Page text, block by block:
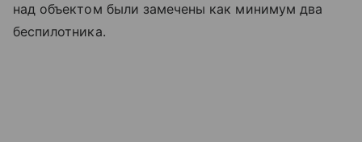
над объектом были замечены как минимум два
беспилотника.